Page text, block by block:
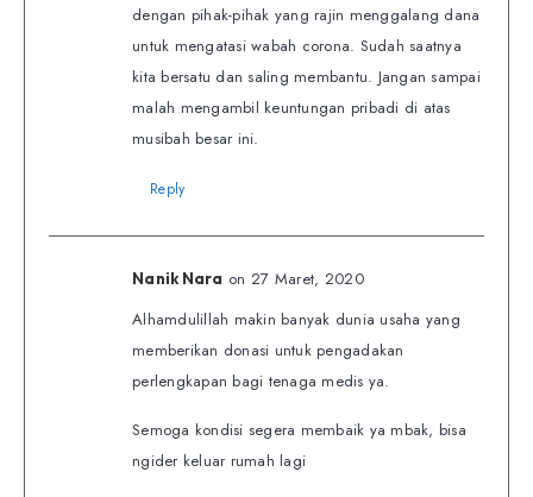
dengan pihak-pihak yang rajin menggalang dana
untuk mengatasi wabah corona. Sudah saatnya
kita bersatu dan saling membantu. Jangan sampai
malah mengambil keuntungan pribadi di atas
musibah besar ini.
Reply
Nanik Nara on 27 Maret, 2020
Alhamdulillah makin banyak dunia usaha yang
memberikan donasi untuk pengadakan
perlengkapan bagi tenaga medis ya.
Semoga kondisi segera membaik ya mbak, bisa
ngider keluar rumah lagi